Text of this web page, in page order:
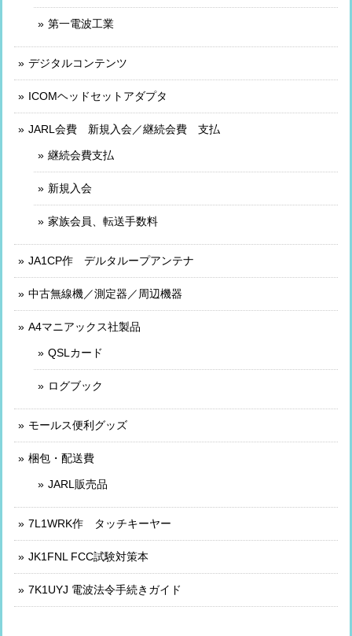
第一電波工業
デジタルコンテンツ
ICOMヘッドセットアダプタ
JARL会費 新規入会／継続会費 支払
継続会費支払
新規入会
家族会員、転送手数料
JA1CP作 デルタループアンテナ
中古無線機／測定器／周辺機器
A4マニアックス社製品
QSLカード
ログブック
モールス便利グッズ
梱包・配送費
JARL販売品
7L1WRK作 タッチキーヤー
JK1FNL FCC試験対策本
7K1UYJ 電波法令手続きガイド